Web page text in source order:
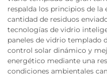
respalda los principios de
cantidad de residuos
tecnologías de vidrio
paneles de vidrio templado
control solar dinámico y
energético mediante una
condiciones ambientales